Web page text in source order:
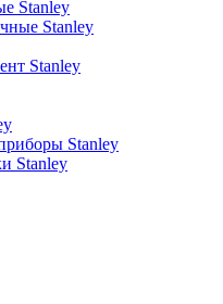
Stanley
Stanley
Stanley
Stanley
Stanley